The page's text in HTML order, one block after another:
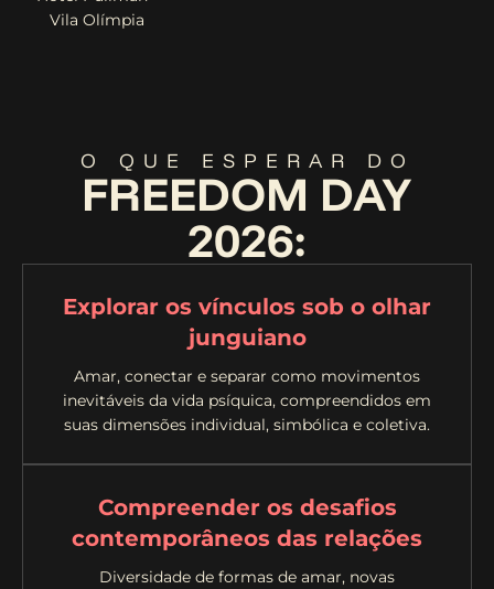
Vila Olímpia
O QUE ESPERAR DO
FREEDOM DAY
2026:
Explorar os vínculos sob o olhar
junguiano
Amar, conectar e separar como movimentos
inevitáveis da vida psíquica, compreendidos em
suas dimensões individual, simbólica e coletiva.
Compreender os desafios
contemporâneos das relações
Diversidade de formas de amar, novas